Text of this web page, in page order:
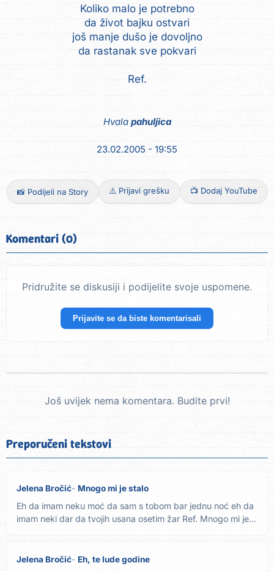
Koliko malo je potrebno
da život bajku ostvari
još manje dušo je dovoljno
da rastanak sve pokvari
Hvala pahuljica
23.02.2005 - 19:55
📸 Podijeli na Story ⚠️ Prijavi grešku 📺 Dodaj YouTube
Komentari (0)
Pridružite se diskusiji i podijelite svoje uspomene.
Prijavite se da biste komentarisali
Još uvijek nema komentara. Budite prvi!
Preporučeni tekstovi
Jelena Bročić Mnogo mi je stalo
Eh da imam neku moć da sam s tobom bar jednu noć eh da
imam neki dar da tvojih usana osetim žar Ref. Mnogo mi je
Jelena Bročić Eh, te lude godine